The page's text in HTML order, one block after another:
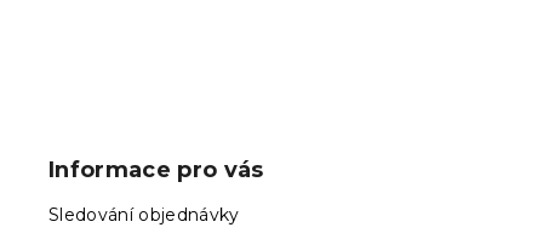
Informace pro vás
Sledování objednávky